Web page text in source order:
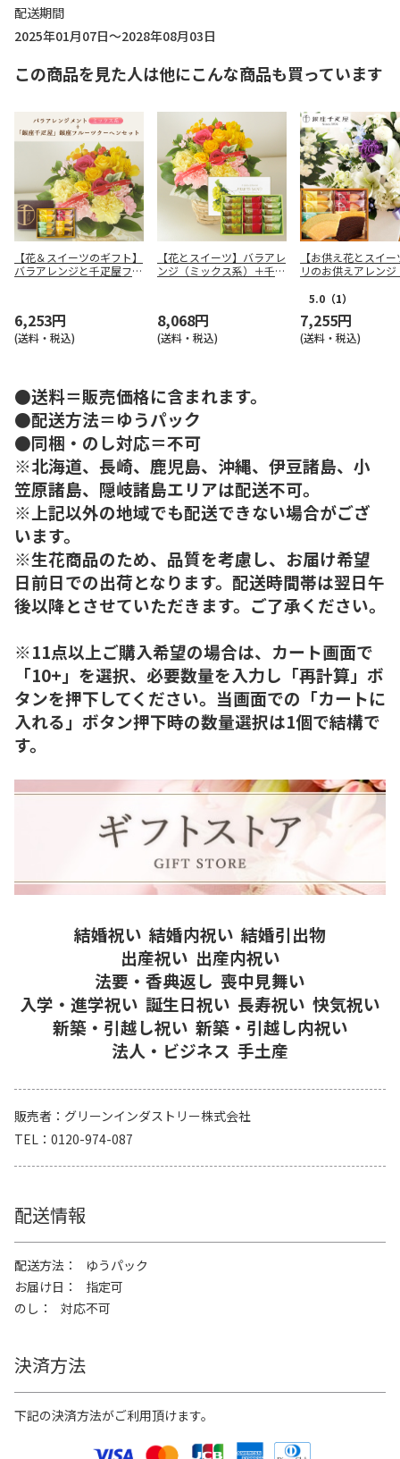
配送期間
2025年01月07日～2028年08月03日
この商品を見た人は他にこんな商品も買っています
【花＆スイーツのギフト】
バラアレンジと千疋屋フル
6,253円
(送料・税込)
【花とスイーツ】バラアレ
ンジ（ミックス系）＋千疋
8,068円
(送料・税込)
【お供え花とスイ
リのお供えアレン
クーヘン
5.0 （1）
7,255円
(送料・税込)
●送料＝販売価格に含まれます。
●配送方法＝ゆうパック
●同梱・のし対応＝不可
※北海道、長崎、鹿児島、沖縄、伊豆諸島、小
笠原諸島、隠岐諸島エリアは配送不可。
※上記以外の地域でも配送できない場合がござ
います。
※生花商品のため、品質を考慮し、お届け希望
日前日での出荷となります。配送時間帯は翌日午
後以降とさせていただきます。ご了承ください。
※11点以上ご購入希望の場合は、カート画面で
「10+」を選択、必要数量を入力し「再計算」ボ
タンを押下してください。当画面での「カートに
入れる」ボタン押下時の数量選択は1個で結構で
す。
結婚祝い 結婚内祝い 結婚引出物
出産祝い 出産内祝い
法要・香典返し 喪中見舞い
入学・進学祝い 誕生日祝い 長寿祝い 快気祝い
新築・引越し祝い 新築・引越し内祝い
法人・ビジネス 手土産
販売者
グリーンインダストリー株式会社
TEL
0120-974-087
配送情報
配送方法
ゆうパック
お届け日
指定可
のし
対応不可
決済方法
下記の決済方法がご利用頂けます。